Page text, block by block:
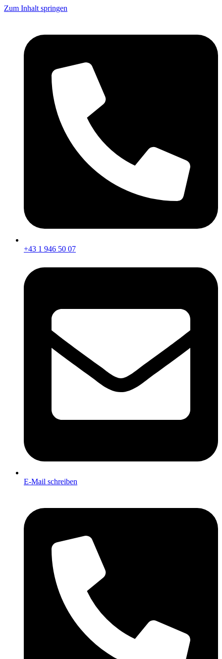
Zum Inhalt springen
+43 1 946 50 07
E-Mail schreiben